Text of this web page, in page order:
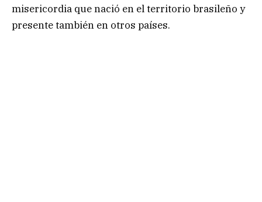
misericordia que nació en el territorio brasileño y
presente también en otros países.